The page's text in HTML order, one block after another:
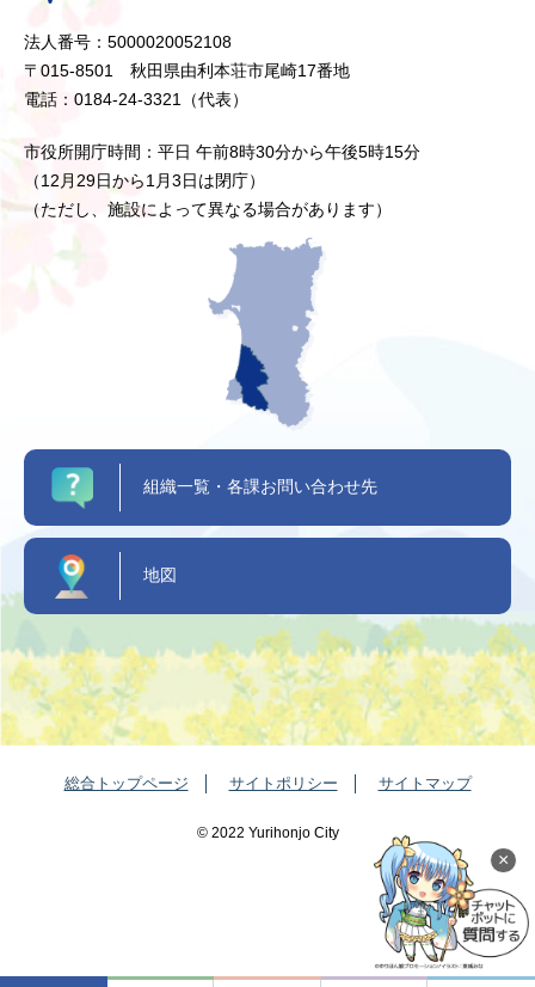
×
法人番号：5000020052108
〒015-8501 秋田県由利本荘市尾崎17番地
電話：0184-24-3321（代表）
市役所開庁時間：平日 午前8時30分から午後5時15分
（12月29日から1月3日は閉庁）
（ただし、施設によって異なる場合があります）
組織一覧・各課お問い合わせ先
地図
総合トップページ サイトポリシー サイトマップ
©️ 2022 Yurihonjo City